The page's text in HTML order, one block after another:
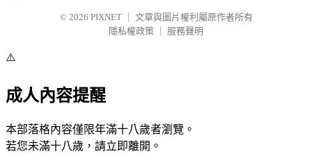
© 2026 PIXNET
文章與圖片權利屬原作者所有
隱私權政策
服務聲明
⚠️
成人內容提醒
本部落格內容僅限年滿十八歲者瀏覽。
若您未滿十八歲，請立即離開。